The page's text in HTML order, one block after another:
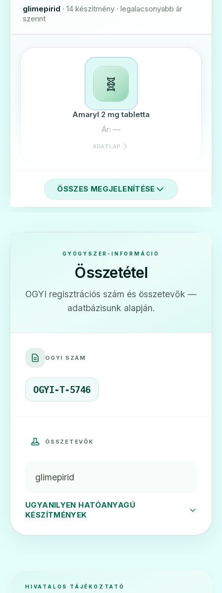
glimepirid · 14 készítmény · legalacsonyabb ár
szerint
🧬
Amaryl 2 mg tabletta
Ár: —
ADATLAP
🧬
Ár: —
ADATLAP
🧬
ADATLAP
Ár: —
🧬
ÖSSZES MEGJELENÍTÉSE
GYÓGYSZER-INFORMÁCIÓ
Összetétel
OGYI regisztrációs szám és összetevők —
adatbázisunk alapján.
OGYI SZÁM
OGYI-T-5746
ÖSSZETEVŐK
glimepirid
UGYANILYEN HATÓANYAGÚ
KÉSZÍTMÉNYEK
HIVATALOS TÁJÉKOZTATÓ